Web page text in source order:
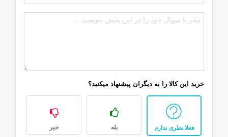
خرید این کالا را به دیگران پیشنهاد میکنید؟
فعلا نظری ندارم بله خیر